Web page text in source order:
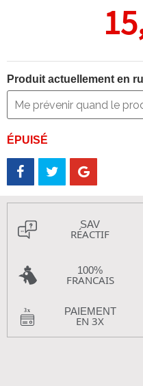
Produit actuellement en
ÉPUISÉ
SAV
RÉACTIF
100%
FRANCAIS
PAIEMENT
EN 3X